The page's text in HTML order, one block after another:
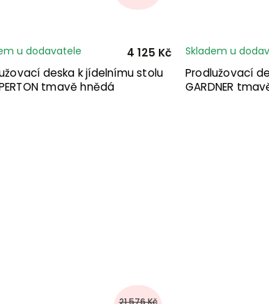
deska k jídelnímu stolu
tmavě hnědá
u dodavatele 4 125 Kč
Prodlužovací
GARDNER
Skladem u